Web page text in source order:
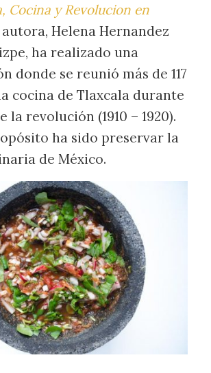
Cocina y Revolucion en
autora, Helena Hernandez
ha realizado una
donde se reunió más de 117
cocina de Tlaxcala durante
la revolución (1910 – 1920).
ha sido preservar la
de México.